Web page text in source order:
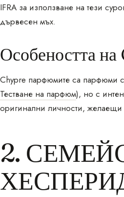
IFRA за използване на тези
дървесен мъх.
Особеността
Chypre парфюмите са парфюми
Тестване на парфюм), но с
оригинални личности,
2.